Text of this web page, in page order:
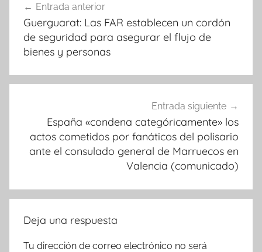
de
entradas
Entrada anterior
Guerguarat: Las FAR establecen un cordón
de seguridad para asegurar el flujo de
bienes y personas
Entrada siguiente
España «condena categóricamente» los
actos cometidos por fanáticos del polisario
ante el consulado general de Marruecos en
Valencia (comunicado)
Deja una respuesta
Tu dirección de correo electrónico no será